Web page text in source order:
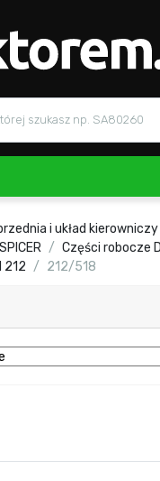
i układ kierowniczy
Części robocze
212
212/518